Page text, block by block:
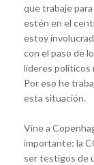
que trabaje
estén en el
estoy
con el paso de
líderes políticos
Por eso he
esta situación.
Vine a
importante: la
ser testigos de